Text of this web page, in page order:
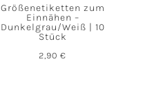
Größenetiketten zum
Einnähen –
Dunkelgrau/Weiß | 10
Stück
2,90€